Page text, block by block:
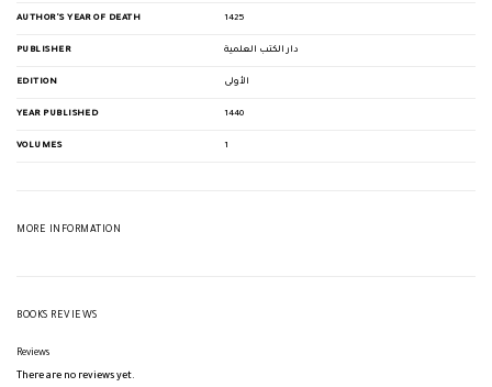
AUTHOR'S YEAR OF DEATH 1425
PUBLISHER دار الكتب العلمية
EDITION الأولى
YEAR PUBLISHED 1440
VOLUMES 1
MORE INFORMATION
BOOKS REVIEWS
Reviews
There are no reviews yet.